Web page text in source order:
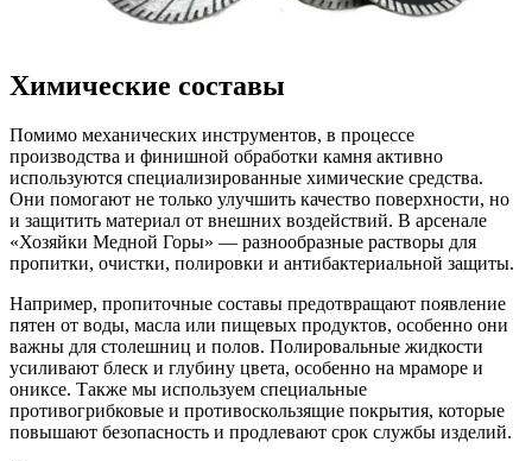
Химические составы
Помимо механических инструментов, в процессе
производства и финишной обработки камня активно
используются специализированные химические средства.
Они помогают не только улучшить качество поверхности, но
и защитить материал от внешних воздействий. В арсенале
«Хозяйки Медной Горы» — разнообразные растворы для
пропитки, очистки, полировки и антибактериальной защиты.
Например, пропиточные составы предотвращают появление
пятен от воды, масла или пищевых продуктов, особенно они
важны для столешниц и полов. Полировальные жидкости
усиливают блеск и глубину цвета, особенно на мраморе и
ониксе. Также мы используем специальные
противогрибковые и противоскользящие покрытия, которые
повышают безопасность и продлевают срок службы изделий.